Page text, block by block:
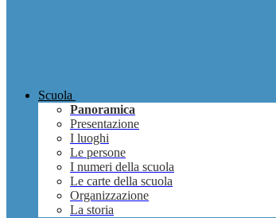
Scuola
Panoramica
Presentazione
I luoghi
Le persone
I numeri della scuola
Le carte della scuola
Organizzazione
La storia